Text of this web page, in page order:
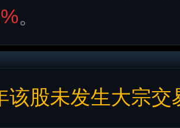
。
该股未发生大宗交